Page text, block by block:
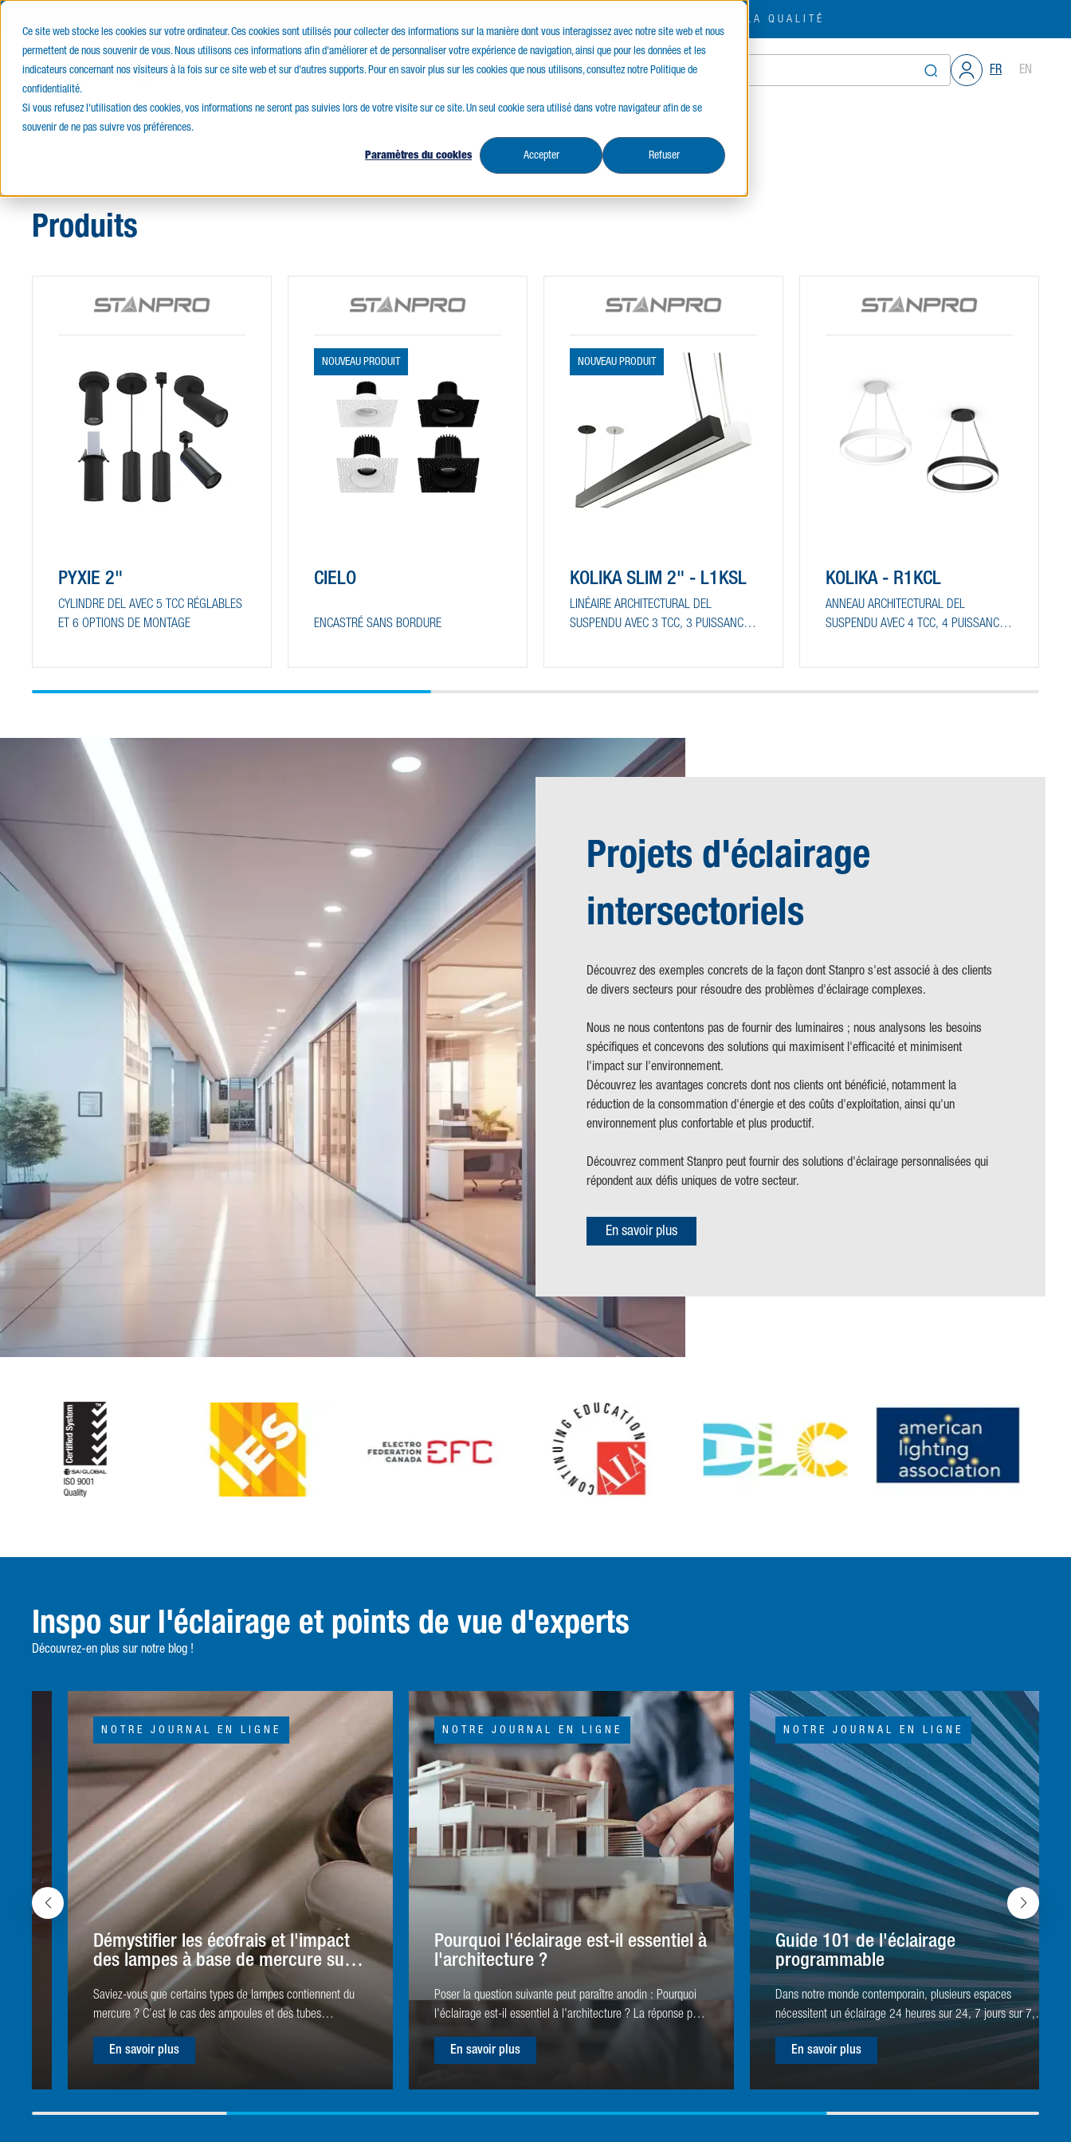
Ce site web stocke les cookies sur votre ordinateur. Ces cookies sont utilisés pour collecter des informations sur la manière dont vous interagissez avec notre site web et nous
permettent de nous souvenir de vous. Nous utilisons ces informations afin d'améliorer et de personnaliser votre expérience de navigation, ainsi que pour les données et les
indicateurs concernant nos visiteurs à la fois sur ce site web et sur d'autres supports. Pour en savoir plus sur les cookies que nous utilisons, consultez notre Politique de
confidentialité.
Si vous refusez l'utilisation des cookies, vos informations ne seront pas suivies lors de votre visite sur ce site. Un seul cookie sera utilisé dans votre navigateur afin de se
souvenir de ne pas suivre vos préférences.
Paramètres du cookies Accepter Refuser
OBSESSION POUR LA QUALITÉ
E-Catalogue Produits Services Ressources FR EN
Produits
PYXIE 2"
CYLINDRE DEL AVEC 5 TCC RÉGLABLES
ET 6 OPTIONS DE MONTAGE
NOUVEAU PRODUIT
CIELO
ENCASTRÉ SANS BORDURE
NOUVEAU PRODUIT
KOLIKA SLIM 2" - L1KSL
LINÉAIRE ARCHITECTURAL DEL
SUSPENDU AVEC 3 TCC, 3 PUISSANCES
KOLIKA - R1KCL
ANNEAU ARCHITECTURAL DEL
SUSPENDU AVEC 4 TCC, 4 PUISSANCES
Projets d'éclairage
intersectoriels
Découvrez des exemples concrets de la façon dont Stanpro s'est associé à des clients
de divers secteurs pour résoudre des problèmes d'éclairage complexes.
Nous ne nous contentons pas de fournir des luminaires ; nous analysons les besoins
spécifiques et concevons des solutions qui maximisent l'efficacité et minimisent
l'impact sur l'environnement.
Découvrez les avantages concrets dont nos clients ont bénéficié, notamment la
réduction de la consommation d'énergie et des coûts d'exploitation, ainsi qu'un
environnement plus confortable et plus productif.
Découvrez comment Stanpro peut fournir des solutions d'éclairage personnalisées qui
répondent aux défis uniques de votre secteur.
En savoir plus
Inspo sur l'éclairage et points de vue d'experts
Découvrez-en plus sur notre blog !
NOTRE JOURNAL EN LIGNE
Démystifier les écofrais et l'impact
des lampes à base de mercure sur
l'environnement
Saviez-vous que certains types de lampes contiennent du
mercure ? C'est le cas des ampoules et des tubes
débarrassons de ces ampoules et tubes de manière
Pour réduire leurs effets nocifs, l'élimination responsable et
le recyclage des lampes sont primordiaux. Ces actions
En savoir plus
NOTRE JOURNAL EN LIGNE
Pourquoi l'éclairage est-il essentiel à
l'architecture ?
Poser la question suivante peut paraître anodin : Pourquoi
l'éclairage est-il essentiel à l'architecture ? La réponse peut
sans éclairage ! Paradoxalement, l'éclairage est souvent
d'un projet, loin derrière les matériaux, la plomberie ou
encore les équipements. Pourtant, il s'agit d'un élément
En savoir plus
NOTRE JOURNAL EN LIGNE
Guide 101 de l'éclairage
programmable
Dans notre monde contemporain, plusieurs espaces
nécessitent un éclairage 24 heures sur 24, 7 jours sur 7,
parkings, d'installations de stockage ou de complexes
continu, ce qui exige une énorme production d'énergie et
des coûts élevés correspondants. Quelles sont les options
En savoir plus